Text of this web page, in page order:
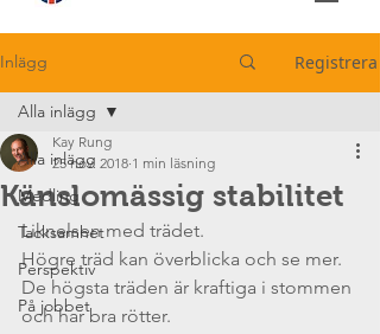
Inlägg Registrera
Alla inlägg
Medling
Tacksamhet
Perspektiv
På jobbet
Alla inlägg
Känslomässig stabilitet
Kay Rung
25 nov. 2018 1 min läsning
Liknelsen med trädet.
Högre träd kan överblicka och se mer.
De högsta träden är kraftiga i stommen
och har bra rötter.